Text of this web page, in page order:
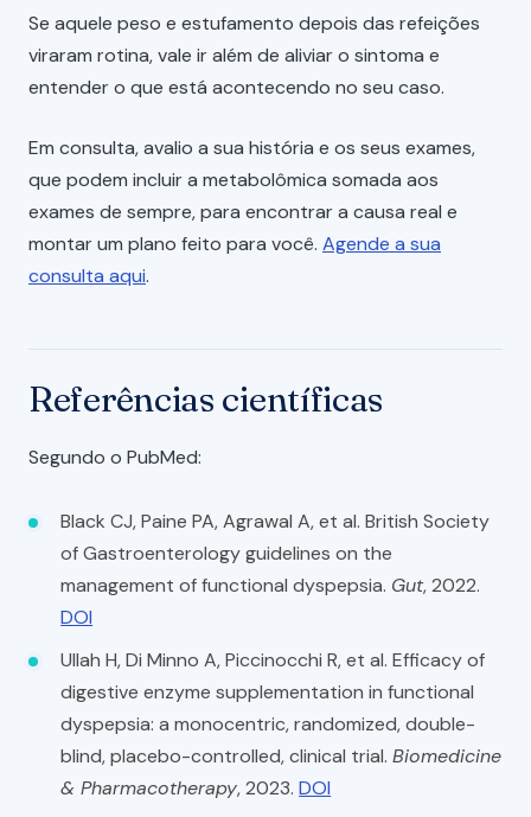
Se aquele peso e estufamento depois das refeições
viraram rotina, vale ir além de aliviar o sintoma e
entender o que está acontecendo no seu caso.
Em consulta, avalio a sua história e os seus exames,
que podem incluir a metabolômica somada aos
exames de sempre, para encontrar a causa real e
montar um plano feito para você. Agende a sua
consulta aqui.
Referências científicas
Segundo o PubMed:
Black CJ, Paine PA, Agrawal A, et al. British Society
of Gastroenterology guidelines on the
management of functional dyspepsia. Gut, 2022.
DOI
Ullah H, Di Minno A, Piccinocchi R, et al. Efficacy of
digestive enzyme supplementation in functional
dyspepsia: a monocentric, randomized, double-
blind, placebo-controlled, clinical trial.Biomedicine
& Pharmacotherapy, 2023.DOI